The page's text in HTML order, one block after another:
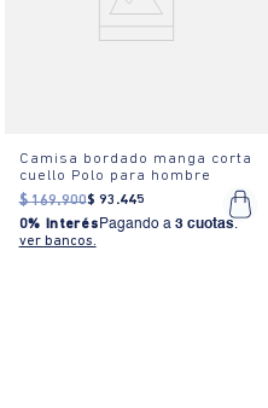
Camisa bordado manga corta
cuello Polo para hombre
$ 169.900$ 93 .445
0% Interés Pagando a 3 cuotas.
ver bancos.